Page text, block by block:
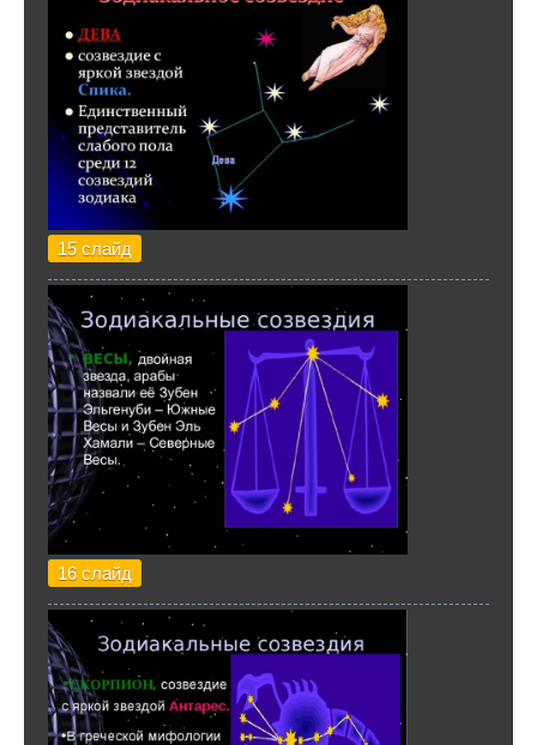
15 слайд
16 слайд